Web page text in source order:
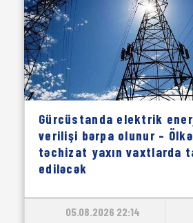
Gürcüstanda elektrik
verilişi bərpa olunur –
təchizat yaxın vaxtlarda
ediləcək
05.08.2026 22:14